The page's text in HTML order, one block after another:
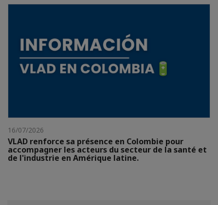
16/07/2026
VLAD renforce sa présence en Colombie pour
accompagner les acteurs du secteur de la santé et
de l'industrie en Amérique latine.